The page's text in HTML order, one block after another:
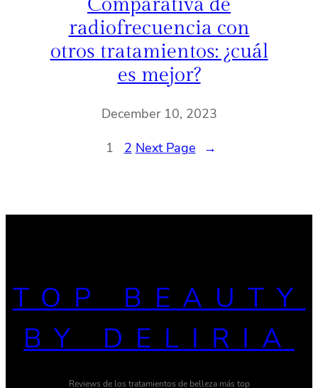
Comparativa de
radiofrecuencia con
otros tratamientos: ¿cuál
es mejor?
December 10, 2023
1
2 Next Page →
TOP BEAUTY
BY DELIRIA
Reviews de los tratamientos de belleza más top